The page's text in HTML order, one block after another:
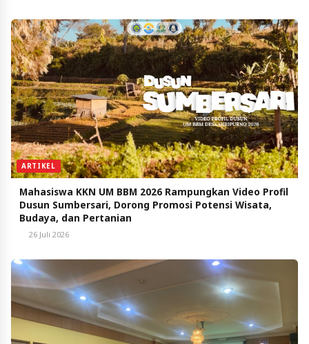
ARTIKEL
Mahasiswa KKN UM BBM 2026 Rampungkan Video Profil
Dusun Sumbersari, Dorong Promosi Potensi Wisata,
Budaya, dan Pertanian
26 Juli 2026